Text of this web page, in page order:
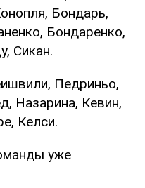
Бондарь,
Бондаренко,
Сикан.
Педриньо,
Назарина, Кевин,
Келси.
уже